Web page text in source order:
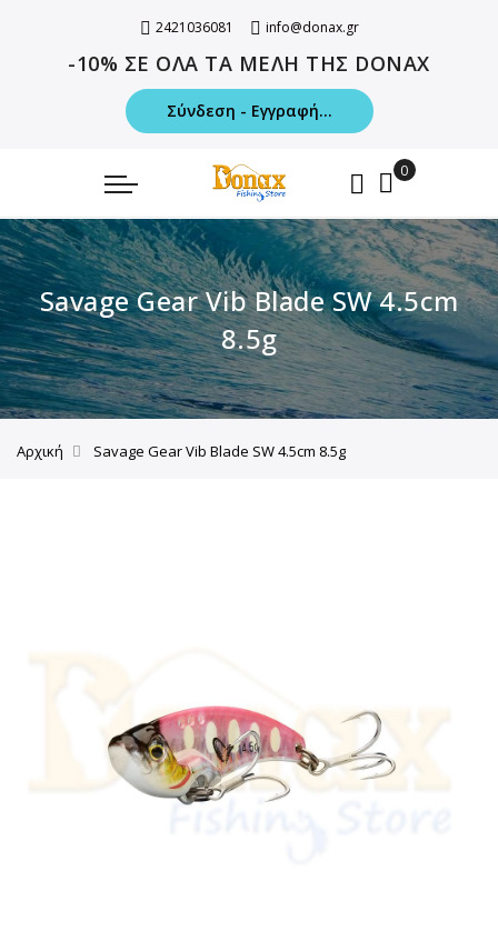
2421036081 info@donax.gr
-10% ΣΕ ΟΛΑ ΤΑ ΜΕΛΗ ΤΗΣ DONAX
Σύνδεση - Εγγραφή...
Savage Gear Vib Blade SW 4.5cm
8.5g
Αρχική Savage Gear Vib Blade SW 4.5cm 8.5g